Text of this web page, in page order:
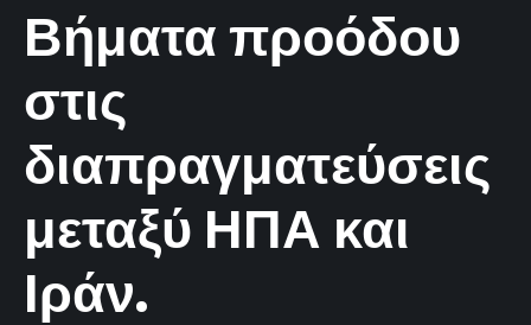
Βήματα προόδου
στις
διαπραγματεύσεις
μεταξύ ΗΠΑ και
Ιράν.